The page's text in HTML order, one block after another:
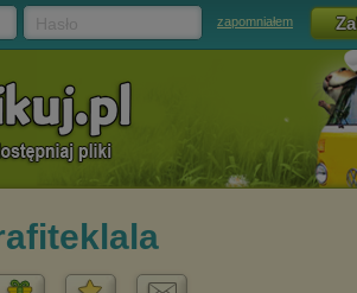
zapomniałem